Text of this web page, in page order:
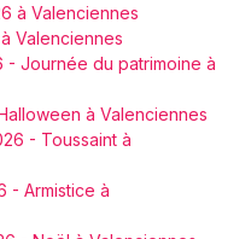
à Valenciennes
Valenciennes
- Journée du patrimoine à
à Valenciennes
- Toussaint à
- Armistice à